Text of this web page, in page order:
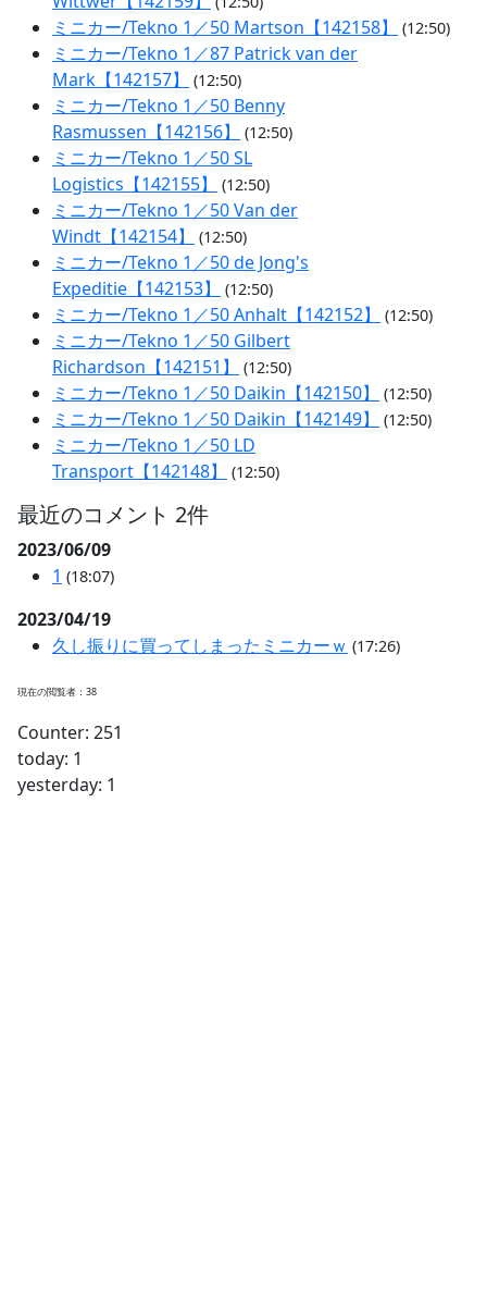
ミニカー/Tekno 1／50 Martson【142158】 (12:50)
ミニカー/Tekno 1／87 Patrick van der
Mark【142157】
(12:50)
ミニカー/Tekno 1／50 Benny
Rasmussen【142156】
(12:50)
ミニカー/Tekno 1／50 SL
Logistics【142155】
(12:50)
ミニカー/Tekno 1／50 Van der
Windt【142154】
(12:50)
ミニカー/Tekno 1／50 de Jong's
Expeditie【142153】
(12:50)
ミニカー/Tekno 1／50 Anhalt【142152】 (12:50)
ミニカー/Tekno 1／50 Gilbert
Richardson【142151】
(12:50)
ミニカー/Tekno 1／50 Daikin【142150】 (12:50)
ミニカー/Tekno 1／50 Daikin【142149】 (12:50)
ミニカー/Tekno 1／50 LD
Transport【142148】
(12:50)
最近のコメント 2件
2023/06/09
1 (18:07)
2023/04/19
久し振りに買ってしまったミニカーｗ (17:26)
現在の閲覧者：38
Counter: 251
today: 1
yesterday: 1